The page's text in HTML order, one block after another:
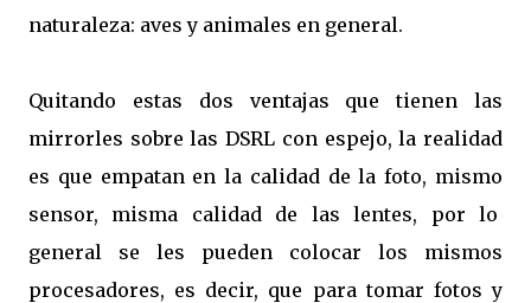
naturaleza: aves y animales en general.
Quitando estas dos ventajas que tienen las
mirrorles sobre las DSRL con espejo, la realidad
es que empatan en la calidad de la foto, mismo
sensor, misma calidad de las lentes, por lo
general se les pueden colocar los mismos
procesadores, es decir, que para tomar fotos y